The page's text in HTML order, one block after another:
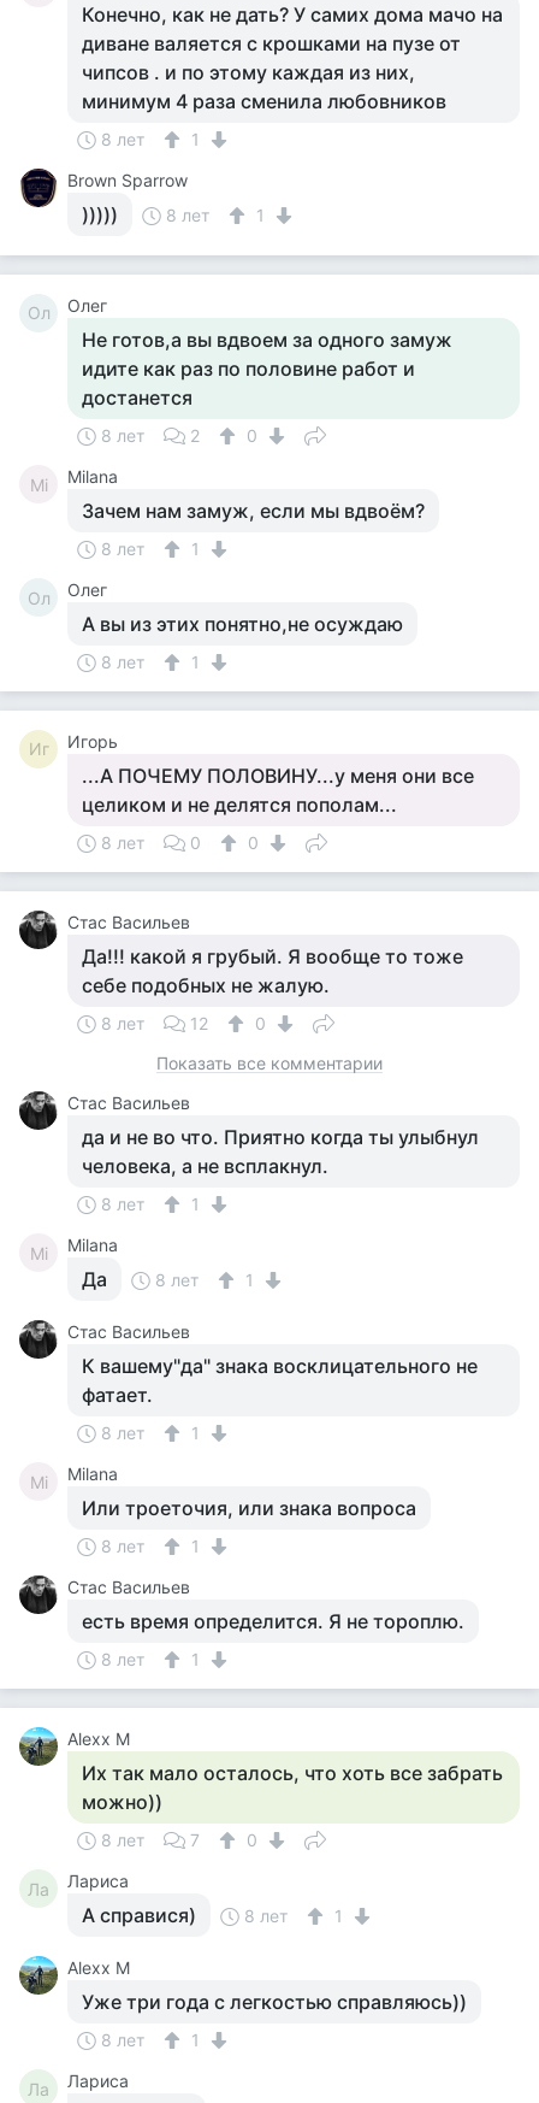
Конечно, как не дать? У самих дома мачо на
диване валяется с крошками на пузе от
чипсов . и по этому каждая из них,
минимум 4 раза сменила любовников
8 лет
1
Brown Sparrow
))))) 8 лет 1
Ол Олег
Не готов,а вы вдвоем за одного замуж
идите как раз по половине работ и
достанется
8 лет 2 0
Mi Milana
Зачем нам замуж, если мы вдвоём?
8 лет 1
Ол Олег
А вы из этих понятно,не осуждаю
8 лет 1
Иг Игорь
...А ПОЧЕМУ ПОЛОВИНУ...у меня они все
целиком и не делятся пополам...
8 лет 0 0
Стас Васильев
Да!!! какой я грубый. Я вообще то тоже
себе подобных не жалую.
8 лет 12
0
Показать все комментарии
Стас Васильев
да и не во что. Приятно когда ты улыбнул
человека, а не всплакнул.
8 лет 1
Mi Milana
Да 8 лет 1
Стас Васильев
К вашему"да" знака восклицательного не
фатает.
8 лет 1
Mi Milana
Или троеточия, или знака вопроса
8 лет
1
Стас Васильев
есть время определится. Я не тороплю.
8 лет 1
Alexx M
Их так мало осталось, что хоть все забрать
можно))
8 лет 7 0
Ла Лариса
А справися) 8 лет 1
Alexx M
Уже три года с легкостью справляюсь))
8 лет 1
Ла Лариса